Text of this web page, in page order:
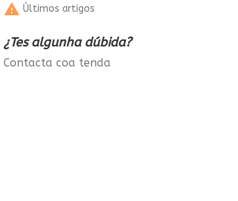
 Últimos artigos
¿Tes algunha dúbida?
Contacta coa tenda